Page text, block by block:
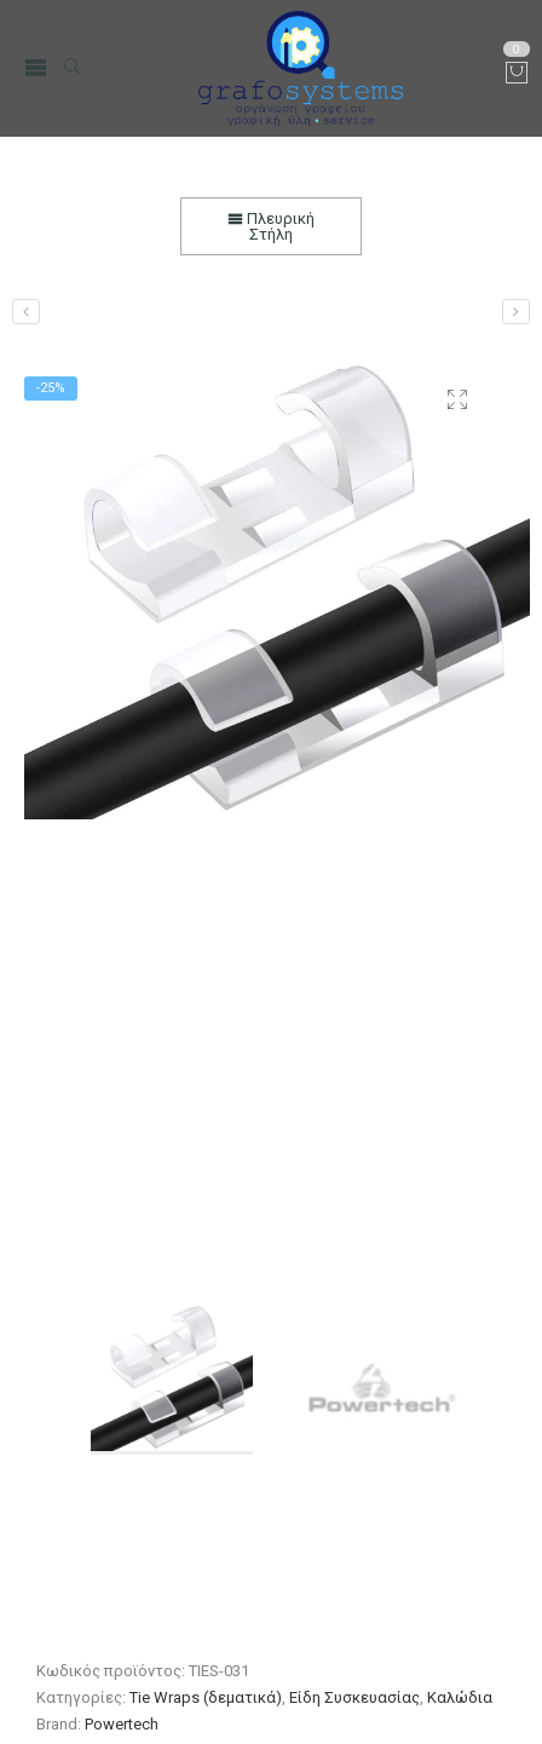
0
3.3×1.3×1.2cm Διαφανής 12 τεμ.
Καλώδια
Πλευρική
Στήλη
-25%
Κωδικός προϊόντος:TIES-031
Κατηγορίες:Tie Wraps (δεματικά),Είδη Συσκευασίας,Καλώδια
Brand:Powertech